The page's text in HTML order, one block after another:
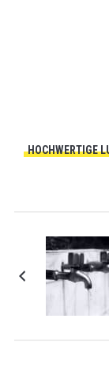
HOCHWERTIGE